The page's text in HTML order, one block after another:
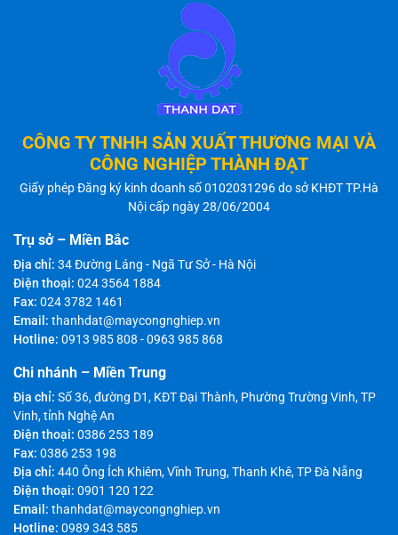
CÔNG TY TNHH SẢN XUẤT THƯƠNG MẠI VÀ
CÔNG NGHIỆP THÀNH ĐẠT
Giấy phép Đăng ký kinh doanh số 0102031296 do sở KHĐT TP.Hà
Nội cấp ngày 28/06/2004
Trụ sở – Miền Bắc
Địa chỉ: 34 Đường Láng - Ngã Tư Sở - Hà Nội
Điện thoại: 024 3564 1884
Fax: 024 3782 1461
Email: thanhdat@maycongnghiep.vn
Hotline: 0913 985 808 -0963 985 868
Chi nhánh – Miền Trung
Địa chỉ: Số 36, đường D1, KĐT Đại Thành, Phường Trường Vinh, TP
Vinh, tỉnh Nghệ An
Điện thoại: 0386 253 189
Fax: 0386 253 198
Địa chỉ: 440 Ông Ích Khiêm, Vĩnh Trung, Thanh Khê, TP Đà Nẵng
Điện thoại: 0901 120 122
Email: thanhdat@maycongnghiep.vn
Hotline: 0989 343 585